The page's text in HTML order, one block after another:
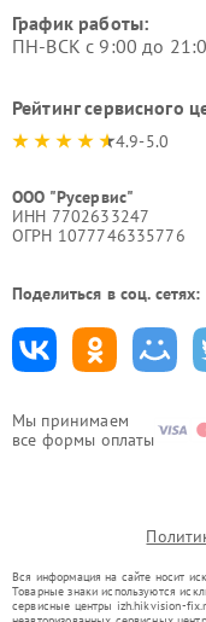
Мы принимаем
все формы оплаты
График работы:
ПН-ВСК с 9:00 до
Рейтинг сервисного
4.9-5.0
ООО "Русервис"
ИНН 7702633247
ОГРН 1077746335776
Поделиться в соц. сетях:
Вся информация на сайте носит
Товарные знаки используются
сервисные центры izh.hikvision-